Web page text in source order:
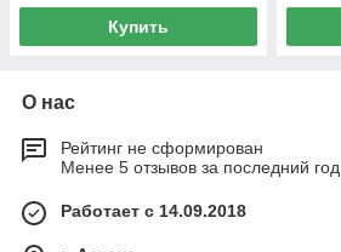
Купить
О нас
Рейтинг не сформирован
Менее 5 отзывов за последний год
Работает с 14.09.2018